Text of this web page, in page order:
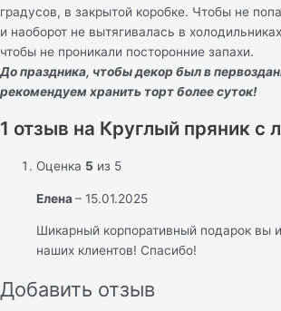
градусов, в закрытой коробке. Чтобы не
и наоборот не вытягивалась в
чтобы не проникали посторонние запахи.
До праздника, чтобы декор был в
рекомендуем хранить торт более суток!
1 отзыв на Круглый пряник с
Оценка 5 из 5
Елена– 15.01.2025
Шикарный корпоративный подарок вы
наших клиентов! Спасибо!
Добавить отзыв